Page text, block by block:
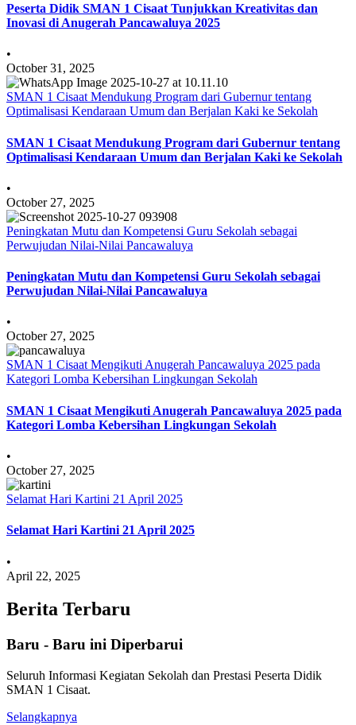
Peserta Didik SMAN 1 Cisaat Tunjukkan Kreativitas dan
Inovasi di Anugerah Pancawaluya 2025
•
October 31, 2025
SMAN 1 Cisaat Mendukung Program dari Gubernur tentang
Optimalisasi Kendaraan Umum dan Berjalan Kaki ke Sekolah
SMAN 1 Cisaat Mendukung Program dari Gubernur tentang
Optimalisasi Kendaraan Umum dan Berjalan Kaki ke Sekolah
•
October 27, 2025
Peningkatan Mutu dan Kompetensi Guru Sekolah sebagai
Perwujudan Nilai-Nilai Pancawaluya
Peningkatan Mutu dan Kompetensi Guru Sekolah sebagai
Perwujudan Nilai-Nilai Pancawaluya
•
October 27, 2025
SMAN 1 Cisaat Mengikuti Anugerah Pancawaluya 2025 pada
Kategori Lomba Kebersihan Lingkungan Sekolah
SMAN 1 Cisaat Mengikuti Anugerah Pancawaluya 2025 pada
Kategori Lomba Kebersihan Lingkungan Sekolah
•
October 27, 2025
Selamat Hari Kartini 21 April 2025
Selamat Hari Kartini 21 April 2025
•
April 22, 2025
Berita Terbaru
Baru - Baru ini Diperbarui
Seluruh Informasi Kegiatan Sekolah dan Prestasi Peserta Didik
SMAN 1 Cisaat.
Selangkapnya